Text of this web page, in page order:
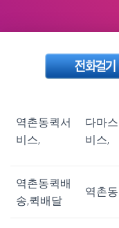
역촌동퀵서
비스,
다마
비스,
역촌동퀵배
송,퀵배달
역촌